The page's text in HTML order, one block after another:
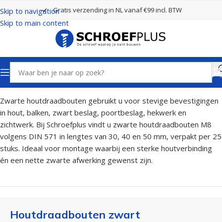
Skip to navigation
Skip to main content
Gratis verzending in NL vanaf €99 incl. BTW
Home Bouten, Moeren en Ringen Houtdraadbouten zwart
Zwarte houtdraadbouten gebruikt u voor stevige bevestigingen
in hout, balken, zwart beslag, poortbeslag, hekwerk en
zichtwerk. Bij Schroefplus vindt u zwarte houtdraadbouten M8
volgens DIN 571 in lengtes van 30, 40 en 50 mm, verpakt per 25
stuks. Ideaal voor montage waarbij een sterke houtverbinding
én een nette zwarte afwerking gewenst zijn.
Houtdraadbouten zwart